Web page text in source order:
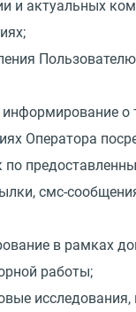
и актуальных
Пользователю
о
Оператора
по
смс-
в рамках
работы;